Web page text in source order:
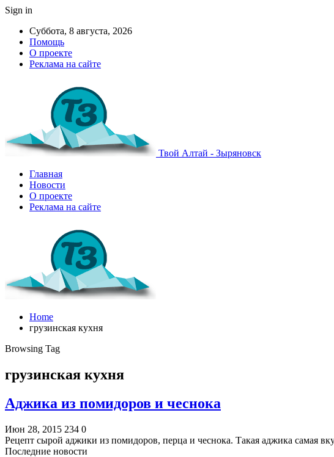
Sign in
Суббота, 8 августа, 2026
Помощь
О проекте
Реклама на сайте
Твой Алтай - Зыряновск
Главная
Новости
О проекте
Реклама на сайте
Home
грузинская кухня
Browsing Tag
грузинская кухня
Аджика из помидоров и чеснока
Июн 28, 2015 234 0
Рецепт сырой аджики из помидоров, перца и чеснока. Такая аджика самая
Последние новости